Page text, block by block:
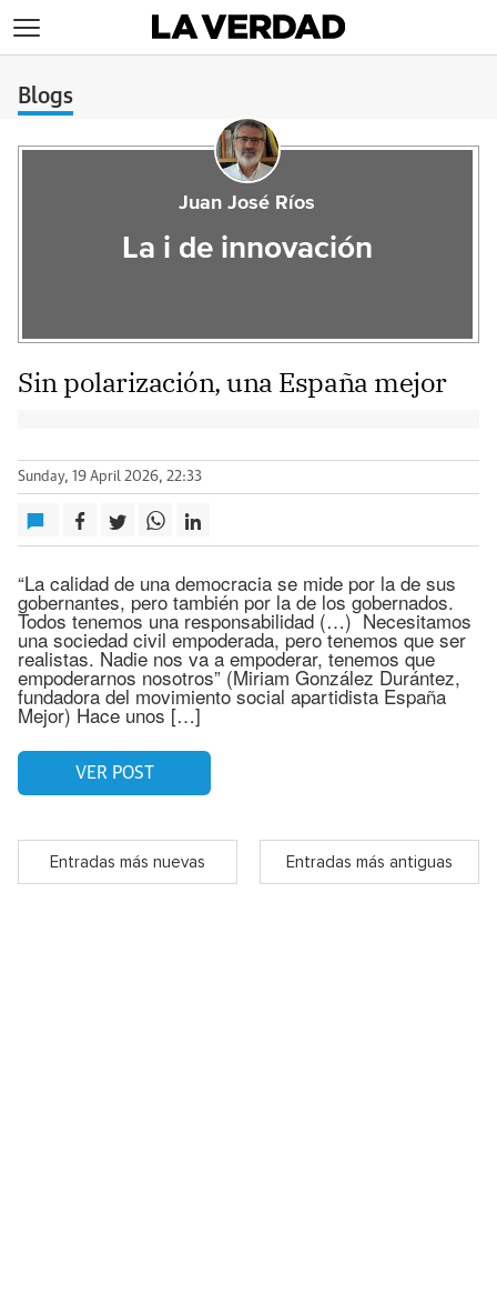
Blogs
Juan José Ríos
La i de innovación
Sin polarización, una España mejor
Sunday, 19 April 2026, 22:33
“La calidad de una democracia se mide por la de sus
gobernantes, pero también por la de los gobernados.
Todos tenemos una responsabilidad (…) Necesitamos
una sociedad civil empoderada, pero tenemos que ser
realistas. Nadie nos va a empoderar, tenemos que
empoderarnos nosotros” (Miriam González Durántez,
fundadora del movimiento social apartidista España
Mejor) Hace unos […]
VER POST
Entradas más nuevas Entradas más antiguas